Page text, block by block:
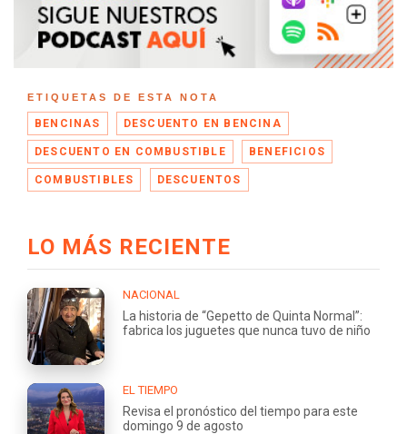
ETIQUETAS DE ESTA NOTA
BENCINAS DESCUENTO EN BENCINA
DESCUENTO EN COMBUSTIBLE BENEFICIOS
COMBUSTIBLES DESCUENTOS
LO MÁS RECIENTE
NACIONAL
La historia de “Gepetto de Quinta Normal”:
fabrica los juguetes que nunca tuvo de niño
EL TIEMPO
Revisa el pronóstico del tiempo para este
domingo 9 de agosto